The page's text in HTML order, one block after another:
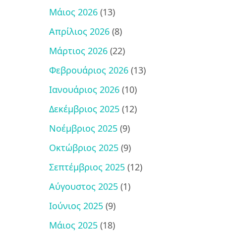
Μάιος 2026 (13)
Απρίλιος 2026 (8)
Μάρτιος 2026 (22)
Φεβρουάριος 2026 (13)
Ιανουάριος 2026 (10)
Δεκέμβριος 2025 (12)
Νοέμβριος 2025 (9)
Οκτώβριος 2025 (9)
Σεπτέμβριος 2025 (12)
Αύγουστος 2025 (1)
Ιούνιος 2025 (9)
Μάιος 2025 (18)